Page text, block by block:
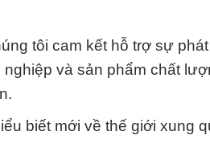
tôi cam kết hỗ trợ sự
và sản phẩm chất
biết mới về thế giới xung